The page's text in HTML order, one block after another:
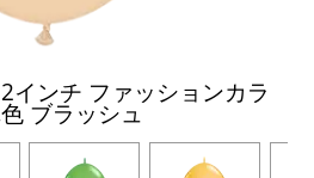
インチ ファッションカラ
ブラッシュ